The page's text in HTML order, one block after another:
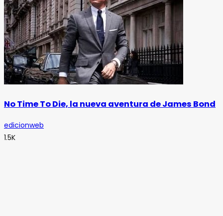
No Time To Die, la nueva aventura de James Bond
edicionweb
1.5K